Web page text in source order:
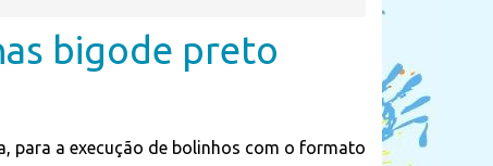
bigode preto
para a execução de bolinhos com o formato